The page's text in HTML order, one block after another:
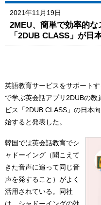
2021年11月19日
2MEU、簡単で効率的
「2DUB CLASS」が日
英語教育サービスをサポート
で学ぶ英会話アプリ2DUBの
ビス「2DUB CLASS」の日本
始すると発表した。
韓国では英会話教育でシ
ャドーイング（聞こえて
きた音声に追って同じ音
声を発すること）がよく
活用されている。同社